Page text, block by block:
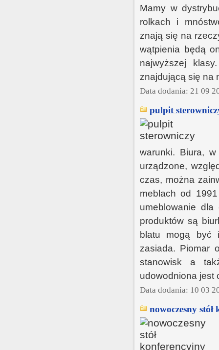
Mamy w
rolkach i
znają się na
wątpienia będą
najwyższej
znajdującą się na
Data dodania: 21 09
pulpit
warunki. Biura,
urządzone,
czas, można
meblach od
umeblowanie
produktów są
blatu mogą być
zasiada. Piomar
stanowisk a
udowodniona jest
Data dodania: 10 03
nowoczesny